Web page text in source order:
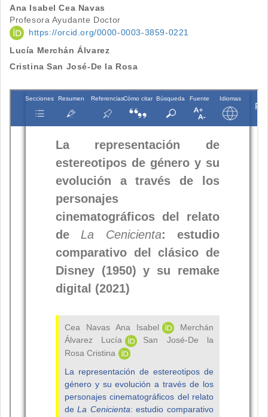
Contenido
principal
del
artículo
Ana Isabel Cea Navas
Profesora Ayudante Doctor
https://orcid.org/0000-0003-3859-0221
Lucía Merchán Álvarez
Cristina San José-De la Rosa